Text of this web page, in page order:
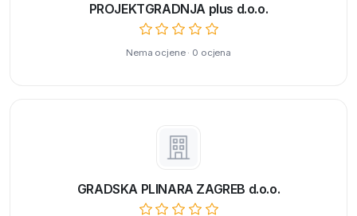
PROJEKTGRADNJA plus d.o.o.
Nema ocjene · 0 ocjena
GRADSKA PLINARA ZAGREB d.o.o.